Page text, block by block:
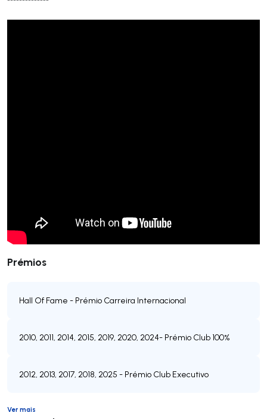
Prémios
Hall Of Fame - Prémio Carreira Internacional
2010, 2011, 2014, 2015, 2019, 2020, 2024- Prémio Club 100%
2012, 2013, 2017, 2018, 2025 - Prémio Club Executivo
Ver mais